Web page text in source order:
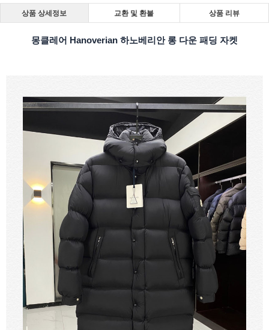
상품 상세정보 교환 및 환불 상품 리뷰
몽클레어 Hanoverian 하노베리안 롱 다운 패딩 자켓